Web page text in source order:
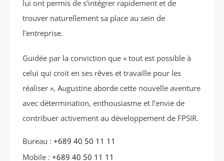
lui ont permis de s’intégrer rapidement et de
trouver naturellement sa place au sein de
l’entreprise.
Guidée par la conviction que « tout est possible à
celui qui croit en ses rêves et travaille pour les
réaliser », Augustine aborde cette nouvelle aventure
avec détermination, enthousiasme et l’envie de
contribuer activement au développement de FPSIR.
Bureau : +689 40 50 11 11
Mobile : +689 40 50 11 11